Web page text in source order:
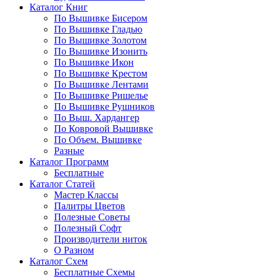
Каталог Книг
По Вышивке Бисером
По Вышивке Гладью
По Вышивке Золотом
По Вышивке Изонить
По Вышивке Икон
По Вышивке Крестом
По Вышивке Лентами
По Вышивке Ришелье
По Вышивке Рушников
По Выш. Хардангер
По Ковровой Вышивке
По Объем. Вышивке
Разные
Каталог Программ
Бесплатные
Каталог Статей
Мастер Классы
Палитры Цветов
Полезные Советы
Полезный Софт
Производители ниток
О Разном
Каталог Схем
Бесплатные Схемы